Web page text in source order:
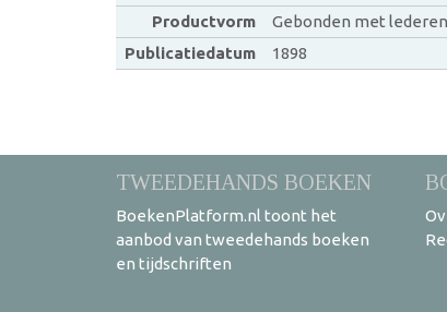
Productvorm
Gebonden met
Publicatiedatum
1898
TWEEDEHANDS BOEKEN
BoekenPlatform.nl toont het
aanbod van tweedehands boeken
en tijdschriften